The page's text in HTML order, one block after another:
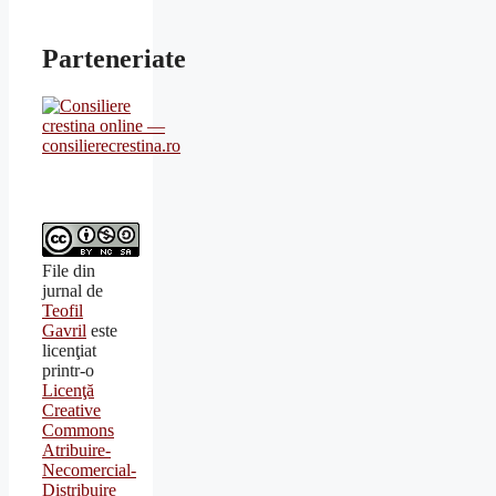
Parteneriate
File din
jurnal de
Teofil
Gavril este
licenţiat
printr-o
Licenţă
Creative
Commons
Atribuire-
Necomercial-
Distribuire